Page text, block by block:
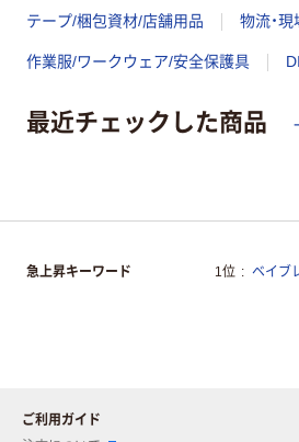
テープ/梱包資材/店舗用品 物流・
作業服/ワークウェア/安全保護具
最近チェックした商品
急上昇キーワード 1位 ベイブ
ご利用ガイド